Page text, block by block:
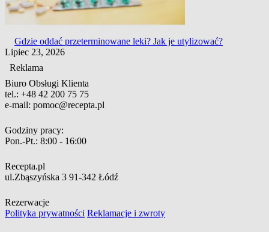
Gdzie oddać przeterminowane leki? Jak je utylizować?
Lipiec 23, 2026
Reklama
Biuro Obsługi Klienta
tel.: +48 42 200 75 75
e-mail: pomoc@recepta.pl
Godziny pracy:
Pon.-Pt.: 8:00 - 16:00
Recepta.pl
ul.Zbąszyńska 3 91-342 Łódź
Rezerwacje
Polityka prywatności Reklamacje i zwroty